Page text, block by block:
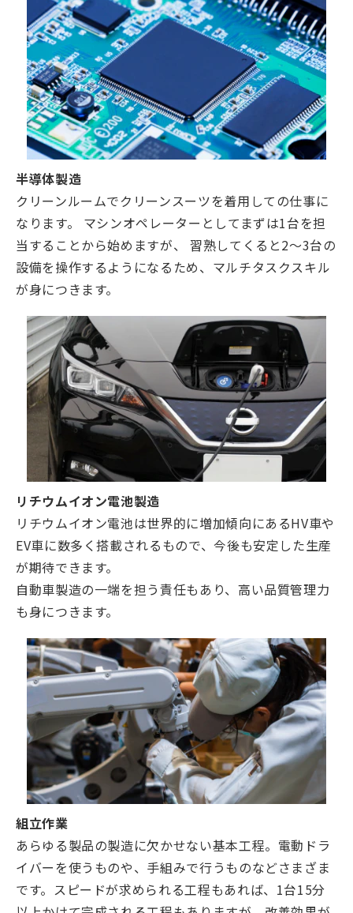
半導体製造
クリーンルームでクリーンスーツを着用しての仕事に
なります。 マシンオペレーターとしてまずは1台を担
当することから始めますが、 習熟してくると2～3台の
設備を操作するようになるため、マルチタスクスキル
が身につきます。
リチウムイオン電池製造
リチウムイオン電池は世界的に増加傾向にあるHV車や
EV車に数多く搭載されるもので、今後も安定した生産
が期待できます。
自動車製造の一端を担う責任もあり、高い品質管理力
も身につきます。
組立作業
あらゆる製品の製造に欠かせない基本工程。電動ドラ
イバーを使うものや、手組みで行うものなどさまざま
です。スピードが求められる工程もあれば、1台15分